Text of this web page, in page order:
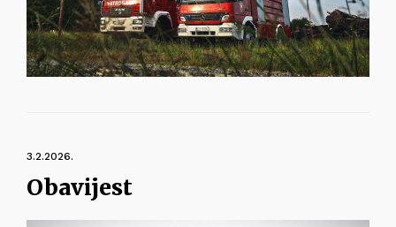
3.2.2026.
Obavijest